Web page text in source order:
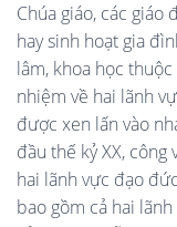
Chúa giáo, các giáo
hay sinh hoạt gia
lâm, khoa học
nhiệm về hai lãnh
được xen lấn vào
đầu thế kỷ XX,
hai lãnh vực đạo
bao gồm cả hai